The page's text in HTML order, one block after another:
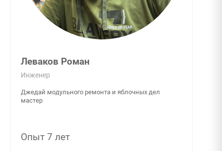
Леваков Роман
Инженер
Джедай модульного ремонта и яблочных дел
мастер
Опыт 7 лет